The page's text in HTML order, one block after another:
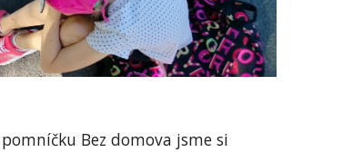
Bez domova jsme si